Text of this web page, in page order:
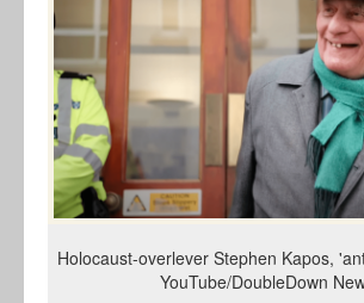
Holocaust-overlever Stephen Kapos,
YouTube/DoubleDown